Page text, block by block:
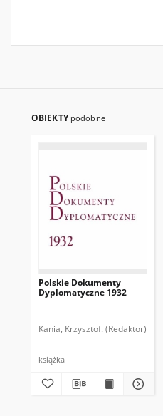
OBIEKTY podobne
Polskie Dokumenty
Dyplomatyczne 1932
Kania, Krzysztof. (Redaktor)
książka